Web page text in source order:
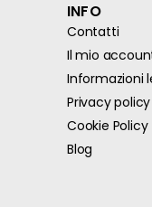
INFO
Contatti
Il mio
Informazioni
Privacy
Cookie Policy
Blog